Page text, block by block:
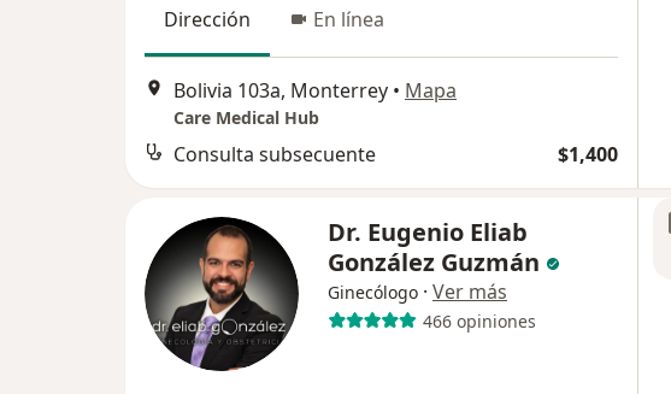
Dirección En línea
Bolivia 103a, Monterrey • Mapa
Care Medical Hub
Consulta subsecuente $1,400
Dr. Eugenio Eliab
González Guzmán
Ginecólogo · Ver más
466 opiniones